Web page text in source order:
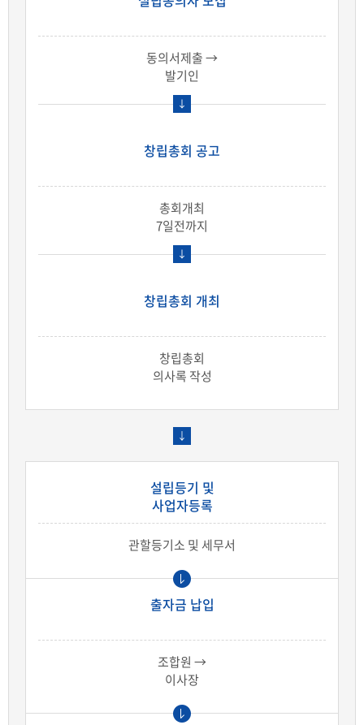
동의서제출 →
발기인
창립총회 공고
총회개최
7일전까지
창립총회 개최
창립총회
의사록 작성
설립등기 및
사업자등록
관할등기소 및 세무서
출자금 납입
조합원 →
이사장